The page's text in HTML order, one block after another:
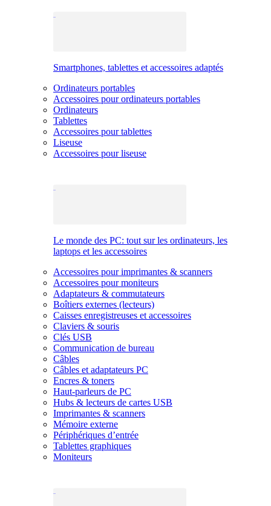
Smartphones, tablettes et accessoires adaptés
Ordinateurs portables
Accessoires pour ordinateurs portables
Ordinateurs
Tablettes
Accessoires pour tablettes
Liseuse
Accessoires pour liseuse
Le monde des PC: tout sur les ordinateurs, les
laptops et les accessoires
Accessoires pour imprimantes & scanners
Accessoires pour moniteurs
Adaptateurs & commutateurs
Boîtiers externes (lecteurs)
Caisses enregistreuses et accessoires
Claviers & souris
Clés USB
Communication de bureau
Câbles
Câbles et adaptateurs PC
Encres & toners
Haut-parleurs de PC
Hubs & lecteurs de cartes USB
Imprimantes & scanners
Mémoire externe
Périphériques d’entrée
Tablettes graphiques
Moniteurs